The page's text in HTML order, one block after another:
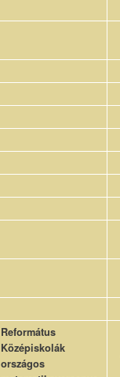
Református
Középiskolák
országos